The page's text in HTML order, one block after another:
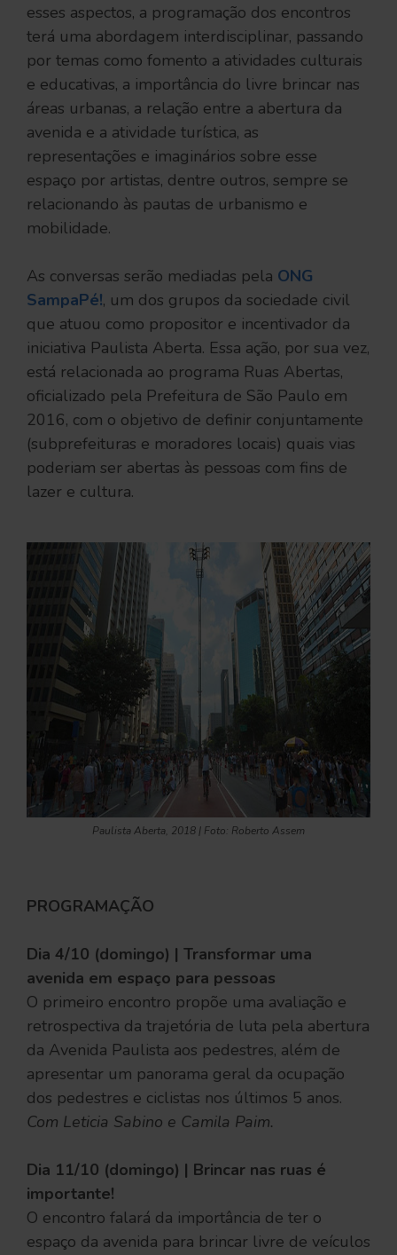
esses aspectos, a programação dos encontros
terá uma abordagem interdisciplinar, passando
por temas como fomento a atividades culturais
e educativas, a importância do livre brincar nas
áreas urbanas, a relação entre a abertura da
avenida e a atividade turística, as
representações e imaginários sobre esse
espaço por artistas, dentre outros, sempre se
relacionando às pautas de urbanismo e
mobilidade.
As conversas serão mediadas pela ONG
SampaPé!, um dos grupos da sociedade civil
que atuou como propositor e incentivador da
iniciativa Paulista Aberta. Essa ação, por sua vez,
está relacionada ao programa Ruas Abertas,
oficializado pela Prefeitura de São Paulo em
2016, com o objetivo de definir conjuntamente
(subprefeituras e moradores locais) quais vias
poderiam ser abertas às pessoas com fins de
lazer e cultura.
Paulista Aberta, 2018 | Foto: Roberto Assem
PROGRAMAÇÃO
Dia 4/10 (domingo) | Transformar uma
avenida em espaço para pessoas
O primeiro encontro propõe uma avaliação e
retrospectiva da trajetória de luta pela abertura
da Avenida Paulista aos pedestres, além de
apresentar um panorama geral da ocupação
dos pedestres e ciclistas nos últimos 5 anos.
Com Leticia Sabino e Camila Paim.
Dia 11/10 (domingo) | Brincar nas ruas é
importante!
O encontro falará da importância de ter o
espaço da avenida para brincar livre de veículos